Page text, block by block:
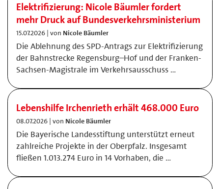
Elektrifizierung: Nicole Bäumler fordert
mehr Druck auf Bundesverkehrsministerium
15.07.2026 | von Nicole Bäumler
Die Ablehnung des SPD-Antrags zur Elektrifizierung
der Bahnstrecke Regensburg–Hof und der Franken-
Sachsen-Magistrale im Verkehrsausschuss …
Lebenshilfe Irchenrieth erhält 468.000 Euro
08.07.2026 | von Nicole Bäumler
Die Bayerische Landesstiftung unterstützt erneut
zahlreiche Projekte in der Oberpfalz. Insgesamt
fließen 1.013.274 Euro in 14 Vorhaben, die …